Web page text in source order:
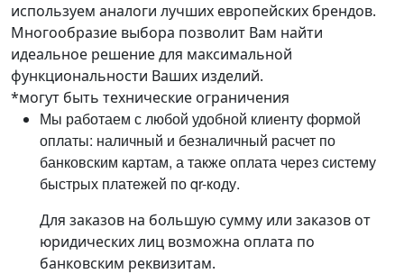
используем аналоги лучших европейских брендов.
Многообразие выбора позволит Вам найти
идеальное решение для максимальной
функциональности Ваших изделий.
*могут быть технические ограничения
Мы работаем с любой удобной клиенту формой
оплаты: наличный и безналичный расчет по
банковским картам, а также оплата через систему
быстрых платежей по qr-коду.
Для заказов на большую сумму или заказов от
юридических лиц возможна оплата по
банковским реквизитам.